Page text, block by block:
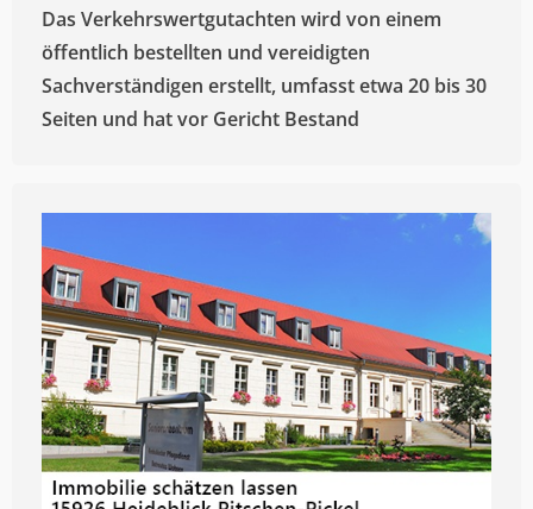
Das Verkehrswertgutachten wird von einem
öffentlich bestellten und vereidigten
Sachverständigen erstellt, umfasst etwa 20 bis 30
Seiten und hat vor Gericht Bestand